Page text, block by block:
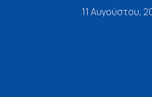
11 Αυγούστου,